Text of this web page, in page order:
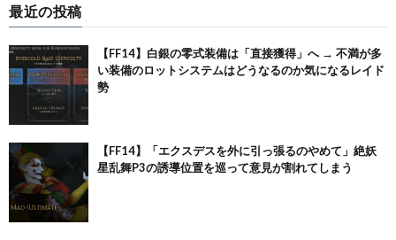
最近の投稿
【FF14】白銀の零式装備は「直接獲得」へ → 不満が多
い装備のロットシステムはどうなるのか気になるレイド
勢
【FF14】「エクスデスを外に引っ張るのやめて」絶妖
星乱舞P3の誘導位置を巡って意見が割れてしまう